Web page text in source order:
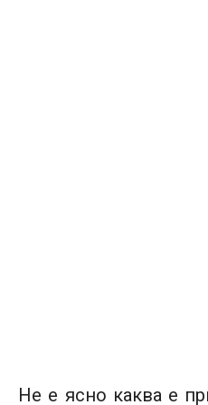
Не е ясно каква е